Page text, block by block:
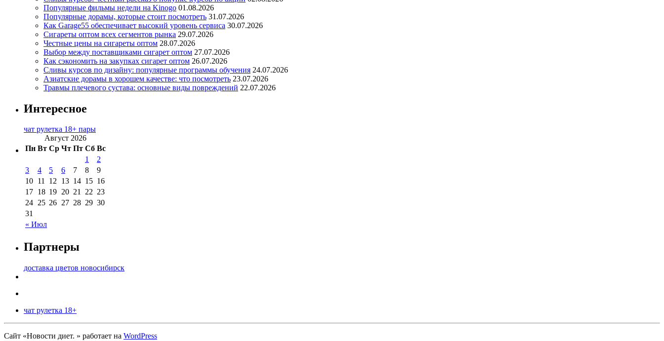
Популярные фильмы недели на Kinogo 01.08.2026
Популярные дорамы, которые стоит посмотреть 31.07.2026
Как Garage55 обеспечивает высокий уровень сервиса 30.07.2026
Сигареты оптом всех сегментов рынка 29.07.2026
Честные цены на сигареты оптом 28.07.2026
Выбор между поставщиками сигарет оптом 27.07.2026
Как сэкономить на закупках сигарет оптом 26.07.2026
Сливы курсов по дизайну: популярные программы обучения 24.07.2026
Азиатские дорамы в хорошем качестве: что посмотреть 23.07.2026
Травмы плечевого сустава: основные виды повреждений 22.07.2026
Интересное
чат рулетка 18+ пары
Август 2026
Пн Вт Ср Чт Пт Сб Вс
« Июл
1
2
3
4 5 6 7 8
9
10 11 12 13 14 15 16
17 18 19 20 21 22 23
24 25 26 27 28 29 30
31
Партнеры
доставка цветов новосибирск
чат рулетка 18+
Сайт «Новости диет. » работает на WordPress